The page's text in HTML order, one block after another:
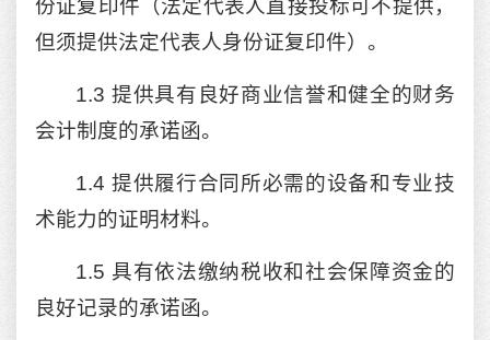
份证复印件（法定代表人直接投标可不提供，
但须提供法定代表人身份证复印件）。
1.3 提供具有良好商业信誉和健全的财务
会计制度的承诺函。
1.4 提供履行合同所必需的设备和专业技
术能力的证明材料。
1.5 具有依法缴纳税收和社会保障资金的
良好记录的承诺函。